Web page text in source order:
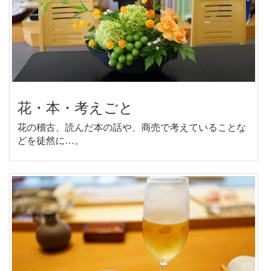
花・本・考えごと
花の稽古、読んだ本の話や、商売で考えていることな
どを徒然に…。